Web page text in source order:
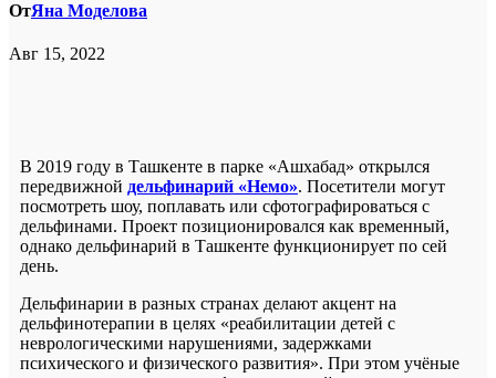
ОтЯна Моделова
Авг 15, 2022
В 2019 году в Ташкенте в парке «Ашхабад» открылся
передвижной дельфинарий «Немо». Посетители могут
посмотреть шоу, поплавать или сфотографироваться с
дельфинами. Проект позиционировался как временный,
однако дельфинарий в Ташкенте функционирует по сей
день.
Дельфинарии в разных странах делают акцент на
дельфинотерапии в целях «реабилитации детей с
неврологическими нарушениями, задержками
психического и физического развития». При этом учёные